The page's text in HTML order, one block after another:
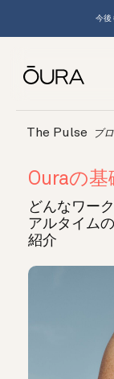
今後
The Pulse ブ
Ouraの基
どんなワー
アルタイム
紹介